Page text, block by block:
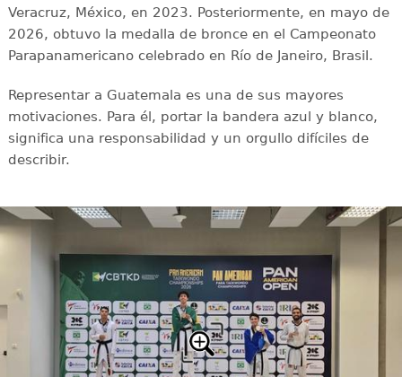
Veracruz, México, en 2023. Posteriormente, en mayo de
2026, obtuvo la medalla de bronce en el Campeonato
Parapanamericano celebrado en Río de Janeiro, Brasil.
Representar a Guatemala es una de sus mayores
motivaciones. Para él, portar la bandera azul y blanco,
significa una responsabilidad y un orgullo difíciles de
describir.